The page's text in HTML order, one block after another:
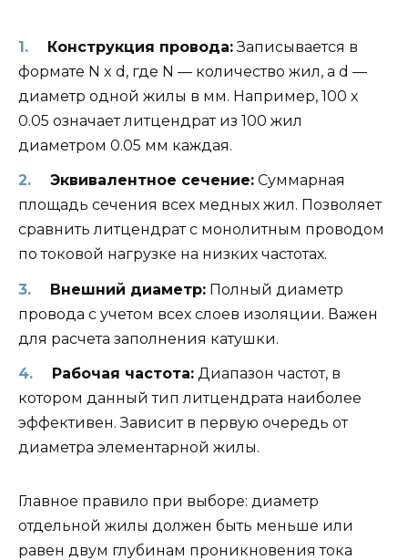
Конструкция провода:Записывается в
формате N x d, где N — количество жил, а d —
диаметр одной жилы в мм. Например, 100 x
0.05 означает литцендрат из 100 жил
диаметром 0.05 мм каждая.
Эквивалентное сечение:Суммарная
площадь сечения всех медных жил. Позволяет
сравнить литцендрат с монолитным проводом
по токовой нагрузке на низких частотах.
Внешний диаметр:Полный диаметр
провода с учетом всех слоев изоляции. Важен
для расчета заполнения катушки.
Рабочая частота:Диапазон частот, в
котором данный тип литцендрата наиболее
эффективен. Зависит в первую очередь от
диаметра элементарной жилы.
Главное правило при выборе: диаметр
отдельной жилы должен быть меньше или
равен двум глубинам проникновения тока